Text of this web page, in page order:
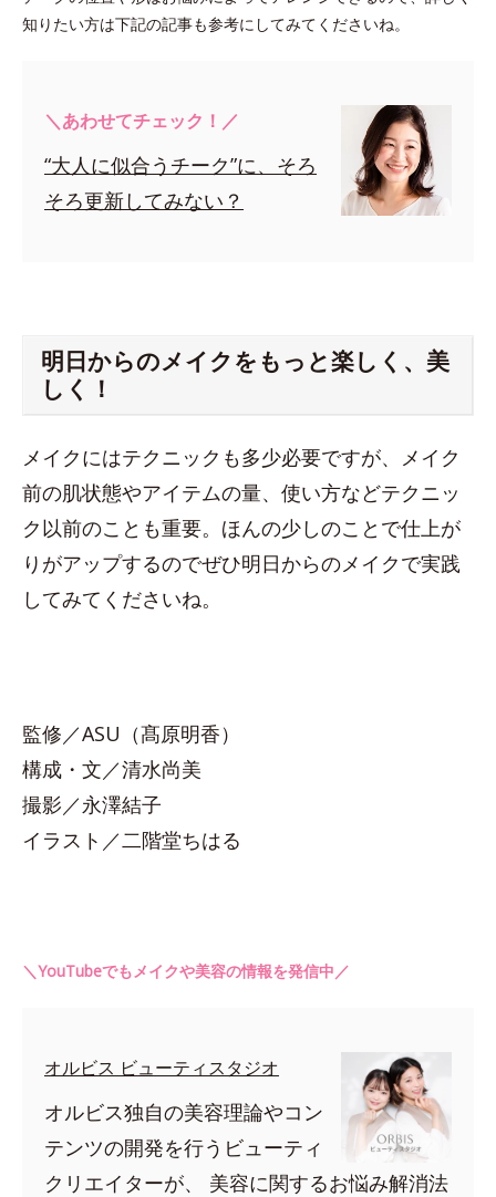
知りたい方は下記の記事も参考にしてみてくださいね。
＼あわせてチェック！／
“大人に似合うチーク”に、そろ
そろ更新してみない？
明日からのメイクをもっと楽しく、美
しく！
メイクにはテクニックも多少必要ですが、メイク
前の肌状態やアイテムの量、使い方などテクニッ
ク以前のことも重要。ほんの少しのことで仕上が
りがアップするのでぜひ明日からのメイクで実践
してみてくださいね。
監修／ASU（髙原明香）
構成・文／清水尚美
撮影／永澤結子
イラスト／二階堂ちはる
＼YouTubeでもメイクや美容の情報を発信中／
オルビス ビューティスタジオ
オルビス独自の美容理論やコン
テンツの開発を行うビューティ
クリエイターが、 美容に関するお悩み解消法